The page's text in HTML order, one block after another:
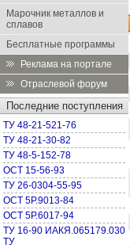
Марочник металлов и
сплавов
Бесплатные программы
Реклама на портале
Отраслевой форум
Последние поступления
ТУ 48-21-521-76
ТУ 48-21-30-82
ТУ 48-5-152-78
ОСТ 15-56-93
ТУ 26-0304-55-95
ОСТ 5Р.9013-84
ОСТ 5Р.6017-94
ТУ 16-90 ИАКЯ.065179.030
ТУ